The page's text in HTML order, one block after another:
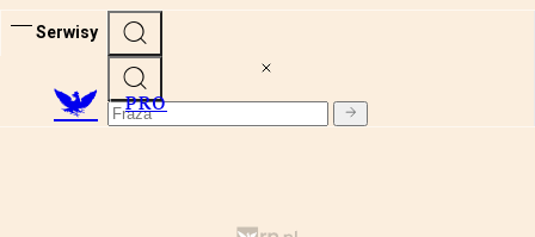
Serwisy
PRO